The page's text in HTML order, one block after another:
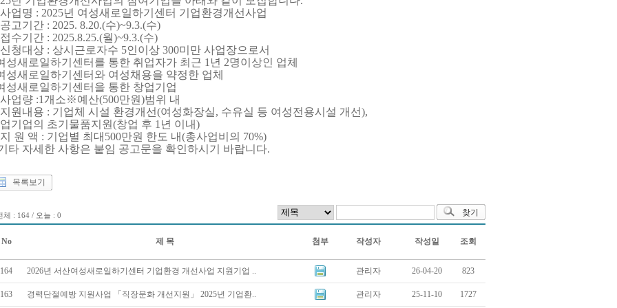
업명 : 2025년 여성새로일하기센터 기업환경개선사업
고기간 : 2025. 8.20.(수)~9.3.(수)
수기간 : 2025.8.25.(월)~9.3.(수)
청대상 : 상시근로자수 5인이상 300미만 사업장으로서
성새로일하기센터를 통한 취업자가 최근 1년 2명이상인 업체
성새로일하기센터와 여성채용을 약정한 업체
성새로일하기센터을 통한 창업기업
업량 :1개소※예산(500만원)범위 내
원내용 : 기업체 시설 환경개선(여성화장실, 수유실 등 여성전용시설 개선),
기업의 초기 물품지원(창업 후 1년 이내)
원 액 : 기업별 최대500만원 한도 내(총사업비의 70%)
타 자세한 사항은 붙임 공고문을 확인하시기 바랍니다.
목록보기
체 : 164 / 오늘 : 0
No 제 목 첨부 작성자 작성일 조회
164 2026년 서산여성새로일하기센터 기업환경 개선사업 지원기업 .. 관리자 26-04-20 823
163 경력단절예방 지원사업 「직장문화 개선지원」 2025년 기업환.. 관리자 25-11-10 1727